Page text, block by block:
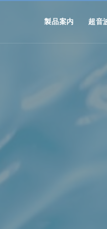
製品案内 超音